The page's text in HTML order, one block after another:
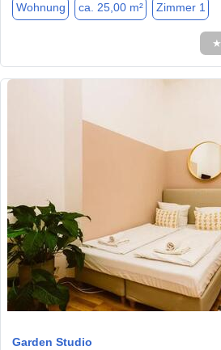
Wohnung ca. 25,00 m² Zimmer 1
★
Garden Studio